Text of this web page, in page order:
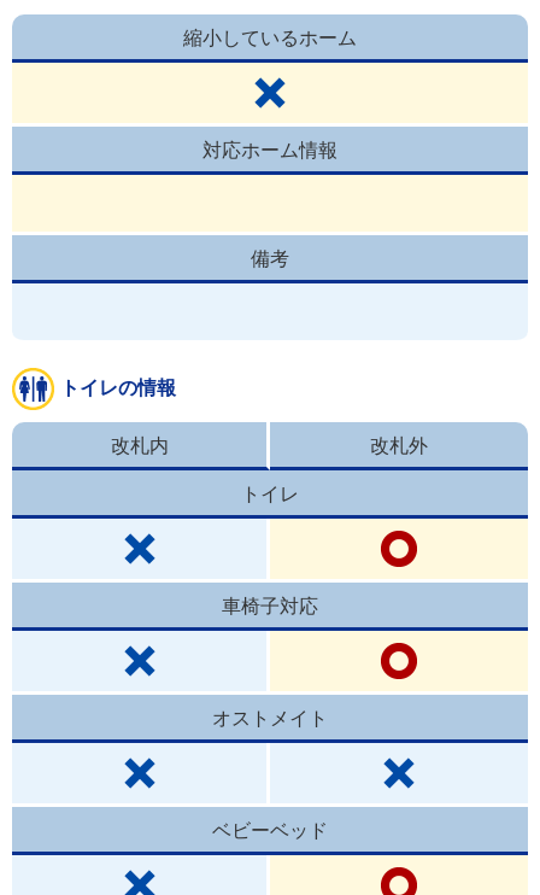
縮小しているホーム
対応ホーム情報
備考
トイレの情報
改札内 改札外
トイレ
車椅子対応
オストメイト
ベビーベッド